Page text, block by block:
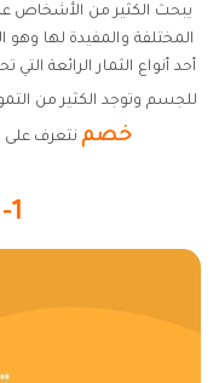
يبحث الكثير من الأشخاص
المختلفة والمفيدة لها وهو
أحد أنواع الثمار الرائعة
للجسم وتوجد الكثير من
خصم نتعرف على
1- تمر البرحي